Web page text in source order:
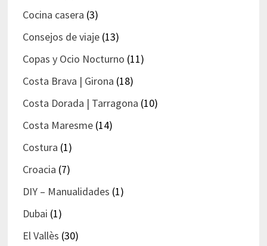
Cocina casera (3)
Consejos de viaje(13)
Copas y Ocio Nocturno (11)
Costa Brava | Girona (18)
Costa Dorada | Tarragona (10)
Costa Maresme(14)
Costura (1)
Croacia (7)
DIY – Manualidades (1)
Dubai (1)
El Vallès (30)